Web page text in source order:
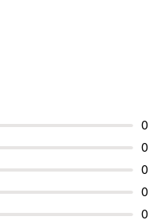
0
0
0
0
0